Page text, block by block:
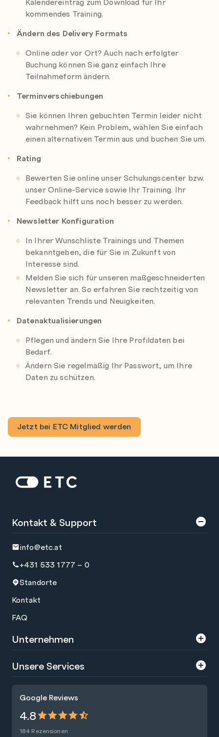
kommendes Training.
Ändern des Delivery Formats
Online oder vor Ort? Auch nach erfolgter
Buchung können Sie ganz einfach Ihre
Teilnahmeform ändern.
Terminverschiebungen
Sie können Ihren gebuchten Termin leider nicht
wahrnehmen? Kein Problem, wählen Sie einfach
einen alternativen Termin aus und buchen Sie um.
Rating
Bewerten Sie online unser Schulungscenter bzw.
unser Online-Service sowie Ihr Training. Ihr
Feedback hilft uns noch besser zu werden.
Newsletter Konfiguration
In Ihrer Wunschliste Trainings und Themen
bekanntgeben, die für Sie in Zukunft von
Interesse sind.
Melden Sie sich für unseren maßgeschneiderten
Newsletter an. So erfahren Sie rechtzeitig von
relevanten Trends und Neuigkeiten.
Datenaktualisierungen
Pflegen und ändern Sie Ihre Profildaten bei
Bedarf.
Ändern Sie regelmäßig Ihr Passwort, um Ihre
Daten zu schützen.
Jetzt bei ETC Mitglied werden
Startseite: ETC
Google Reviews
4.8
184 Rezensionen
Kontakt & Support
info@etc.at
+431 533 1777 – 0
Standorte
Kontakt
FAQ
Unternehmen
Über uns
Presse
Nachhaltigkeit
Blog
Unsere Services